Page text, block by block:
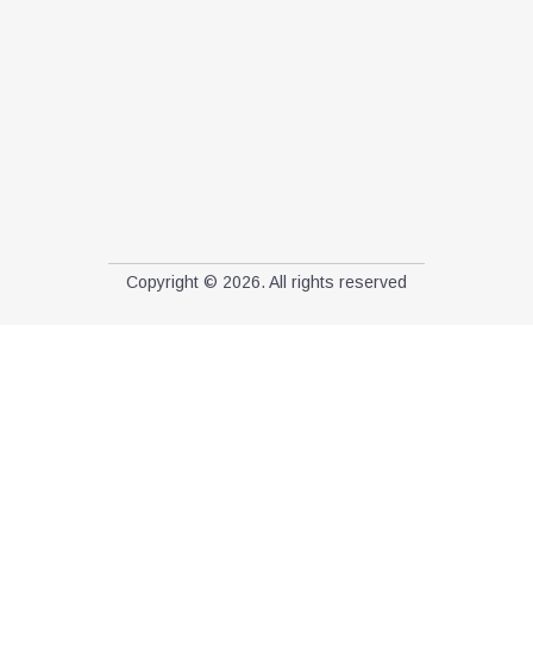
Copyright © 2026. All rights reserved